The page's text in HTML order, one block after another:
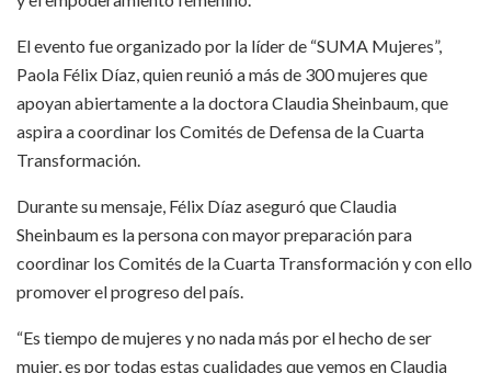
El evento fue organizado por la líder de “SUMA Mujeres”,
Paola Félix Díaz, quien reunió a más de 300 mujeres que
apoyan abiertamente a la doctora Claudia Sheinbaum, que
aspira a coordinar los Comités de Defensa de la Cuarta
Transformación.
Durante su mensaje, Félix Díaz aseguró que Claudia
Sheinbaum es la persona con mayor preparación para
coordinar los Comités de la Cuarta Transformación y con ello
promover el progreso del país.
“Es tiempo de mujeres y no nada más por el hecho de ser
mujer, es por todas estas cualidades que vemos en Claudia